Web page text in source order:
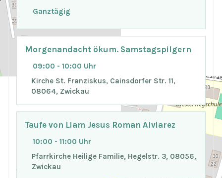
© OpenStreetMap
Ganztägig
Morgenandacht ökum. Samstagspilgern
09:00 - 10:00 Uhr
Kirche St. Franziskus, Cainsdorfer Str. 11,
08064, Zwickau
Taufe von Liam Jesus Roman Alviarez
10:00 - 11:00 Uhr
Pfarrkirche Heilige Familie, Hegelstr. 3, 08056,
Zwickau